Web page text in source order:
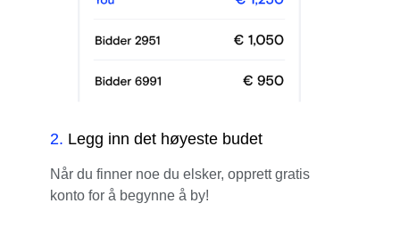
2. Legg inn det høyeste budet
Når du finner noe du elsker, opprett gratis
konto for å begynne å by!